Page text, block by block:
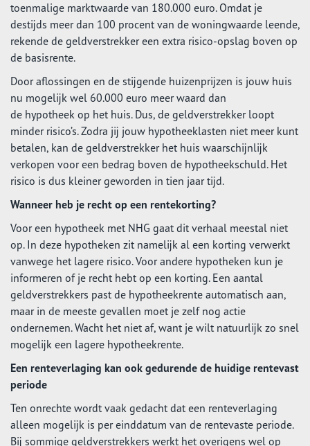
toenmalige marktwaarde van 180.000 euro. Omdat je
destijds meer dan 100 procent van de woningwaarde leende,
rekende de geldverstrekker een extra risico-opslag boven op
de basisrente.
Door aflossingen en de stijgende huizenprijzen is jouw huis
nu mogelijk wel 60.000 euro meer waard dan
de hypotheek op het huis. Dus, de geldverstrekker loopt
minder risico’s. Zodra jij jouw hypotheeklasten niet meer kunt
betalen, kan de geldverstrekker het huis waarschijnlijk
verkopen voor een bedrag boven de hypotheekschuld. Het
risico is dus kleiner geworden in tien jaar tijd.
Wanneer heb je recht op een rentekorting?
Voor een hypotheek met NHG gaat dit verhaal meestal niet
op. In deze hypotheken zit namelijk al een korting verwerkt
vanwege het lagere risico. Voor andere hypotheken kun je
informeren of je recht hebt op een korting. Een aantal
geldverstrekkers past de hypotheekrente automatisch aan,
maar in de meeste gevallen moet je zelf nog actie
ondernemen. Wacht het niet af, want je wilt natuurlijk zo snel
mogelijk een lagere hypotheekrente.
Een renteverlaging kan ook gedurende de huidige rentevast
periode
Ten onrechte wordt vaak gedacht dat een renteverlaging
alleen mogelijk is per einddatum van de rentevaste periode.
Bij sommige geldverstrekkers werkt het overigens wel op